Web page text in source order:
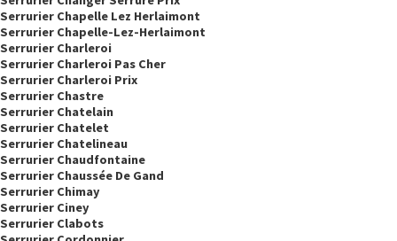
Serrurier Chapelle Lez Herlaimont
Serrurier Chapelle-Lez-Herlaimont
Serrurier Charleroi
Serrurier Charleroi Pas Cher
Serrurier Charleroi Prix
Serrurier Chastre
Serrurier Chatelain
Serrurier Chatelet
Serrurier Chatelineau
Serrurier Chaudfontaine
Serrurier Chaussée De Gand
Serrurier Chimay
Serrurier Ciney
Serrurier Clabots